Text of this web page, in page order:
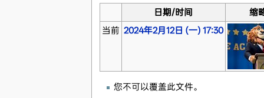
日期/时间
缩
当前 2024年2月12日 (一) 17:30
您不可以覆盖此文件。